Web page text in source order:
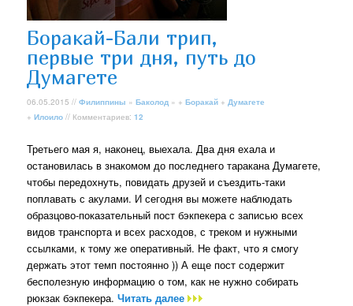
Боракай-Бали трип,
первые три дня, путь до
Думагете
06.05.2015 //Филиппины »Баколод » +Боракай + Думагете
+Илоило // Комментариев:12
Третьего мая я, наконец, выехала. Два дня ехала и
остановилась в знакомом до последнего таракана Думагете,
чтобы передохнуть, повидать друзей и съездить-таки
поплавать с акулами. И сегодня вы можете наблюдать
образцово-показательный пост бэкпекера с записью всех
видов транспорта и всех расходов, с треком и нужными
ссылками, к тому же оперативный. Не факт, что я смогу
держать этот темп постоянно )) А еще пост содержит
бесполезную информацию о том, как не нужно собирать
рюкзак бэкпекера.Читать далее